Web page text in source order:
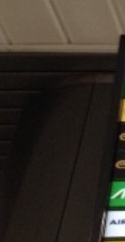
Mondiali calcio 2026